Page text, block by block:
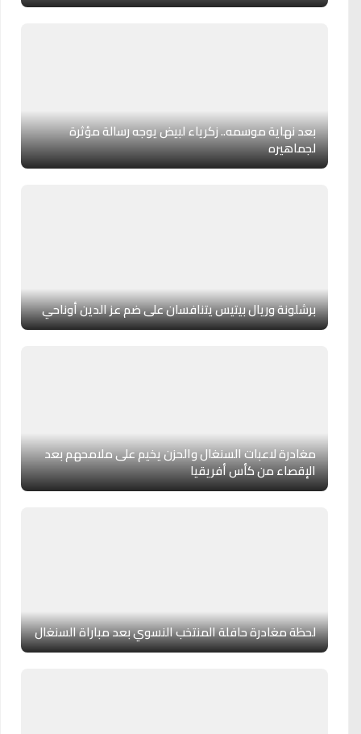
بعد نهاية موسمه.. زكرياء لبيض يوجه رسالة مؤثرة
لجماهيره
برشلونة وريال بيتيس يتنافسان على ضم عز الدين أوناحي
مغادرة لاعبات السنغال والحزن يخيم على ملامحهم بعد
الإقصاء من كأس أفريقيا
لحظة مغادرة حافلة المنتخب النسوي بعد مباراة السنغال